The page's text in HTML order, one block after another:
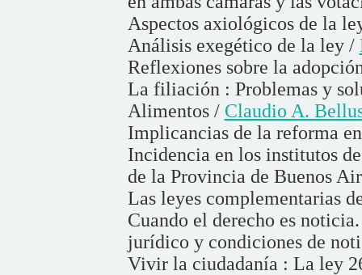
Aspectos axiológicos de la
Análisis exegético de la ley /
Reflexiones sobre la
La filiación : Problemas y
Alimentos / Claudio A.
Implicancias de la reforma
Incidencia en los institutos
de la Provincia de Buenos
Las leyes complementarias
Cuando el derecho es
jurídico y condiciones de
Vivir la ciudadanía : La ley